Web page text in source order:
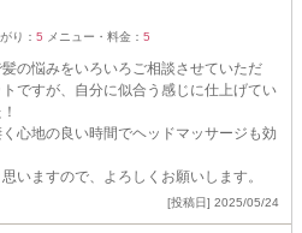
り： 5 メニュー・料金： 5
の悩みをいろいろご相談させていただ
ですが、自分に似合う感じに仕上げてい
心地の良い時間でヘッドマッサージも効
いますので、よろしくお願いします。
[投稿日] 2025/05/24